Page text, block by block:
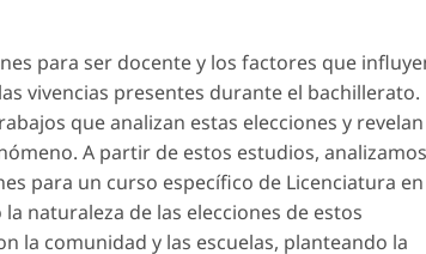
para ser docente y los factores que
vivencias presentes durante el bachillerato.
que analizan estas elecciones y revelan
A partir de estos estudios, analizamos
para un curso específico de Licenciatura en
naturaleza de las elecciones de estos
la comunidad y las escuelas, planteando la